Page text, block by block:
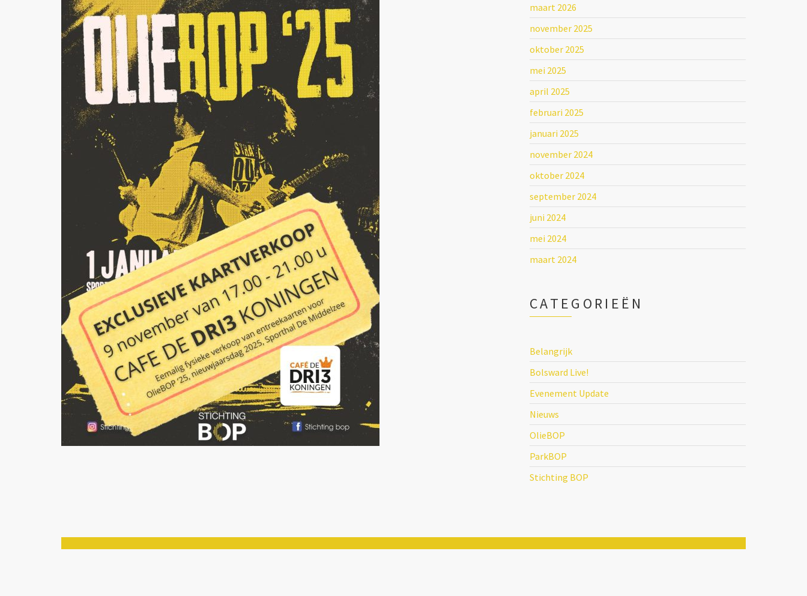
maart 2026
november 2025
oktober 2025
mei 2025
april 2025
februari 2025
januari 2025
november 2024
oktober 2024
september 2024
juni 2024
mei 2024
maart 2024
CATEGORIEËN
Belangrijk
Bolsward Live!
Evenement Update
Nieuws
OlieBOP
ParkBOP
Stichting BOP